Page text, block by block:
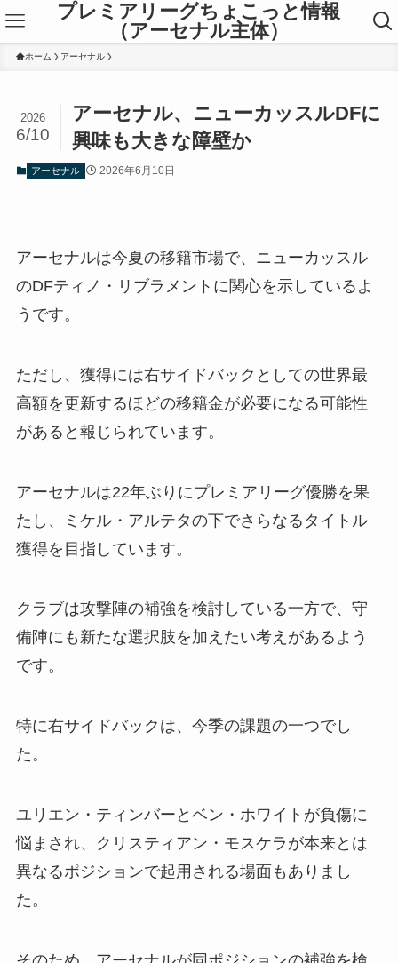
プレミアリーグちょこっと情報
（アーセナル主体）
ホーム アーセナル
アーセナル、ニューカッスルDFに
興味も大きな障壁か
2026
6/10
アーセナル 2026年6月10日
アーセナルは今夏の移籍市場で、ニューカッスル
のDFティノ・リブラメントに関心を示しているよ
うです。
ただし、獲得には右サイドバックとしての世界最
高額を更新するほどの移籍金が必要になる可能性
があると報じられています。
アーセナルは22年ぶりにプレミアリーグ優勝を果
たし、ミケル・アルテタの下でさらなるタイトル
獲得を目指しています。
クラブは攻撃陣の補強を検討している一方で、守
備陣にも新たな選択肢を加えたい考えがあるよう
です。
特に右サイドバックは、今季の課題の一つでし
た。
ユリエン・ティンバーとベン・ホワイトが負傷に
悩まされ、クリスティアン・モスケラが本来とは
異なるポジションで起用される場面もありまし
た。